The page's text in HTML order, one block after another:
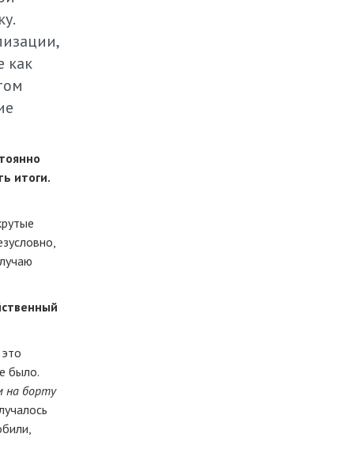
как
итоги.
было.
на борту